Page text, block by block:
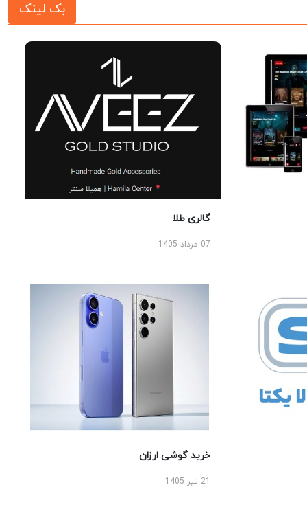
بک لینک
گالری طلا
07 مرداد 1405
خرید گوشی ارزان